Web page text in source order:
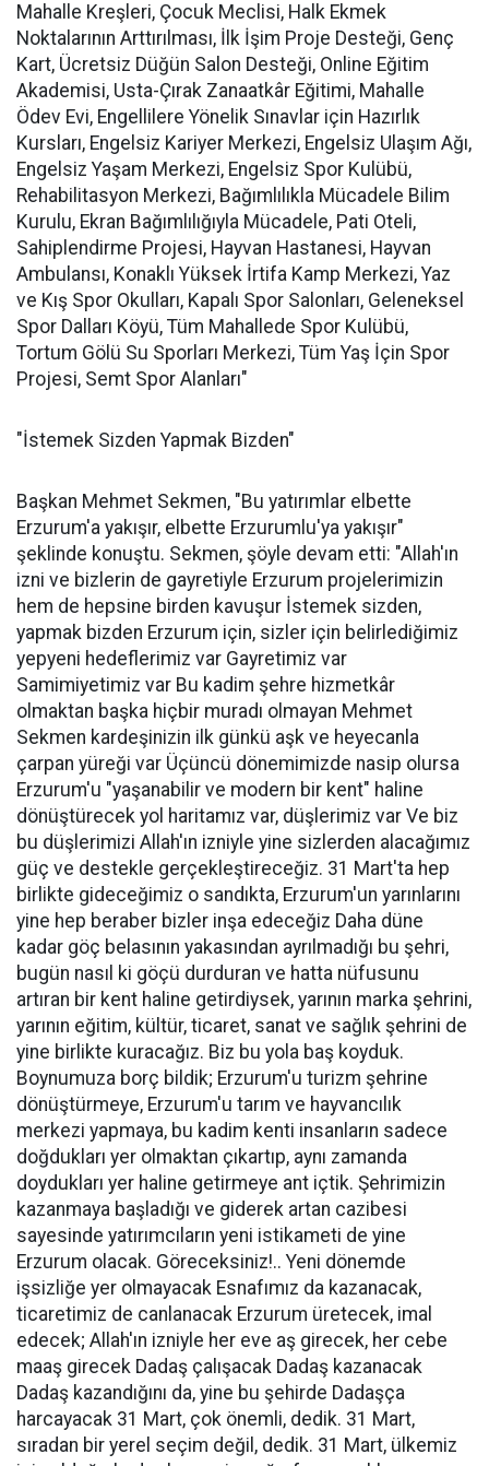
Mahalle Kreşleri, Çocuk Meclisi, Halk Ekmek
Noktalarının Arttırılması, İlk İşim Proje Desteği, Genç
Kart, Ücretsiz Düğün Salon Desteği, Online Eğitim
Akademisi, Usta-Çırak Zanaatkâr Eğitimi, Mahalle
Ödev Evi, Engellilere Yönelik Sınavlar için Hazırlık
Kursları, Engelsiz Kariyer Merkezi, Engelsiz Ulaşım Ağı,
Engelsiz Yaşam Merkezi, Engelsiz Spor Kulübü,
Rehabilitasyon Merkezi, Bağımlılıkla Mücadele Bilim
Kurulu, Ekran Bağımlılığıyla Mücadele, Pati Oteli,
Sahiplendirme Projesi, Hayvan Hastanesi, Hayvan
Ambulansı, Konaklı Yüksek İrtifa Kamp Merkezi, Yaz
ve Kış Spor Okulları, Kapalı Spor Salonları, Geleneksel
Spor Dalları Köyü, Tüm Mahallede Spor Kulübü,
Tortum Gölü Su Sporları Merkezi, Tüm Yaş İçin Spor
Projesi, Semt Spor Alanları"
"İstemek Sizden Yapmak Bizden"
Başkan Mehmet Sekmen, "Bu yatırımlar elbette
Erzurum'a yakışır, elbette Erzurumlu'ya yakışır"
şeklinde konuştu. Sekmen, şöyle devam etti: "Allah'ın
izni ve bizlerin de gayretiyle Erzurum projelerimizin
hem de hepsine birden kavuşur İstemek sizden,
yapmak bizden Erzurum için, sizler için belirlediğimiz
yepyeni hedeflerimiz var Gayretimiz var
Samimiyetimiz var Bu kadim şehre hizmetkâr
olmaktan başka hiçbir muradı olmayan Mehmet
Sekmen kardeşinizin ilk günkü aşk ve heyecanla
çarpan yüreği var Üçüncü dönemimizde nasip olursa
Erzurum'u "yaşanabilir ve modern bir kent" haline
dönüştürecek yol haritamız var, düşlerimiz var Ve biz
bu düşlerimizi Allah'ın izniyle yine sizlerden alacağımız
güç ve destekle gerçekleştireceğiz. 31 Mart'ta hep
birlikte gideceğimiz o sandıkta, Erzurum'un yarınlarını
yine hep beraber bizler inşa edeceğiz Daha düne
kadar göç belasının yakasından ayrılmadığı bu şehri,
bugün nasıl ki göçü durduran ve hatta nüfusunu
artıran bir kent haline getirdiysek, yarının marka şehrini,
yarının eğitim, kültür, ticaret, sanat ve sağlık şehrini de
yine birlikte kuracağız. Biz bu yola baş koyduk.
Boynumuza borç bildik; Erzurum'u turizm şehrine
dönüştürmeye, Erzurum'u tarım ve hayvancılık
merkezi yapmaya, bu kadim kenti insanların sadece
doğdukları yer olmaktan çıkartıp, aynı zamanda
doydukları yer haline getirmeye ant içtik. Şehrimizin
kazanmaya başladığı ve giderek artan cazibesi
sayesinde yatırımcıların yeni istikameti de yine
Erzurum olacak. Göreceksiniz!.. Yeni dönemde
işsizliğe yer olmayacak Esnafımız da kazanacak,
ticaretimiz de canlanacak Erzurum üretecek, imal
edecek; Allah'ın izniyle her eve aş girecek, her cebe
maaş girecek Dadaş çalışacak Dadaş kazanacak
Dadaş kazandığını da, yine bu şehirde Dadaşça
harcayacak 31 Mart, çok önemli, dedik. 31 Mart,
sıradan bir yerel seçim değil, dedik. 31 Mart, ülkemiz